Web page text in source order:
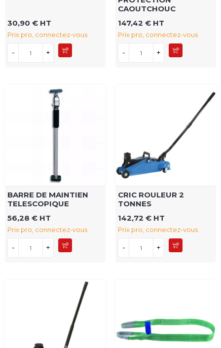
30,90 € HT
Prix pro, connectez-vous
- +
CAOUTCHOUC
147,42 € HT
Prix pro, connectez-vous
- +
BARRE DE MAINTIEN
TELESCOPIQUE
56,28 € HT
Prix pro, connectez-vous
- +
CRIC ROULEUR 2
TONNES
142,72 € HT
Prix pro, connectez-vous
- +